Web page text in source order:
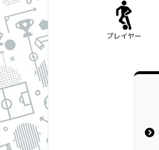
プレイヤー